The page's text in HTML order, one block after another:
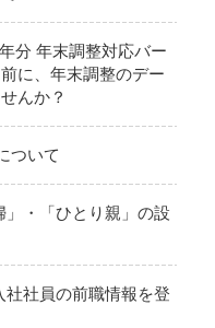
分 年末調整対応バー
に、年末調整のデー
んか？
ついて
」・「ひとり親」の設
社社員の前職情報を登